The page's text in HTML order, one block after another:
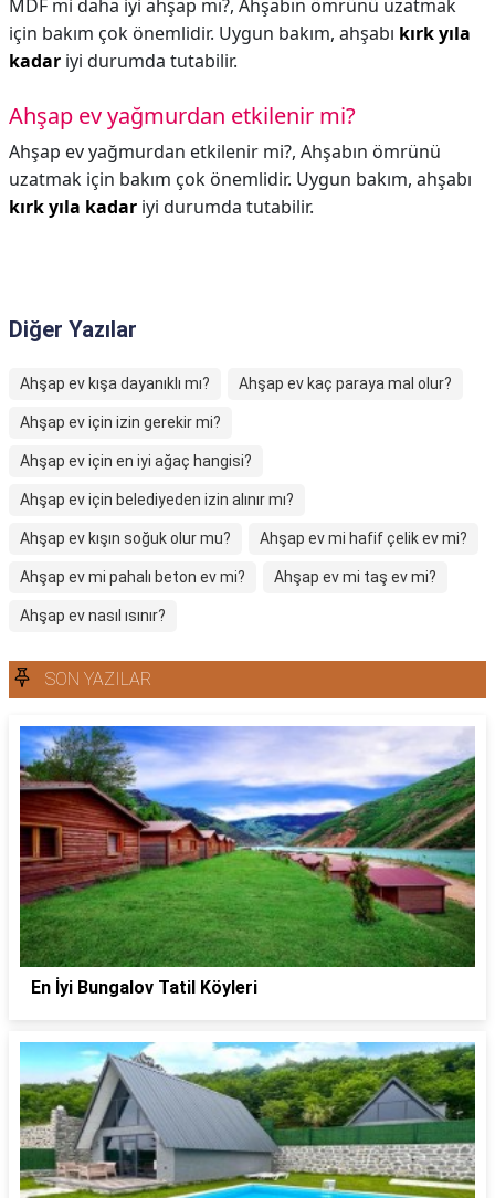
MDF mi daha iyi ahşap mı?, Ahşabın ömrünü uzatmak
için bakım çok önemlidir. Uygun bakım, ahşabı kırk yıla
kadar iyi durumda tutabilir.
Ahşap ev yağmurdan etkilenir mi?
Ahşap ev yağmurdan etkilenir mi?, Ahşabın ömrünü
uzatmak için bakım çok önemlidir. Uygun bakım, ahşabı
kırk yıla kadar iyi durumda tutabilir.
Diğer Yazılar
Ahşap ev kışa dayanıklı mı? Ahşap ev kaç paraya mal olur?
Ahşap ev için izin gerekir mi?
Ahşap ev için en iyi ağaç hangisi?
Ahşap ev için belediyeden izin alınır mı?
Ahşap ev kışın soğuk olur mu? Ahşap ev mi hafif çelik ev mi?
Ahşap ev mi pahalı beton ev mi? Ahşap ev mi taş ev mi?
Ahşap ev nasıl ısınır?
SON YAZILAR
En İyi Bungalov Tatil Köyleri